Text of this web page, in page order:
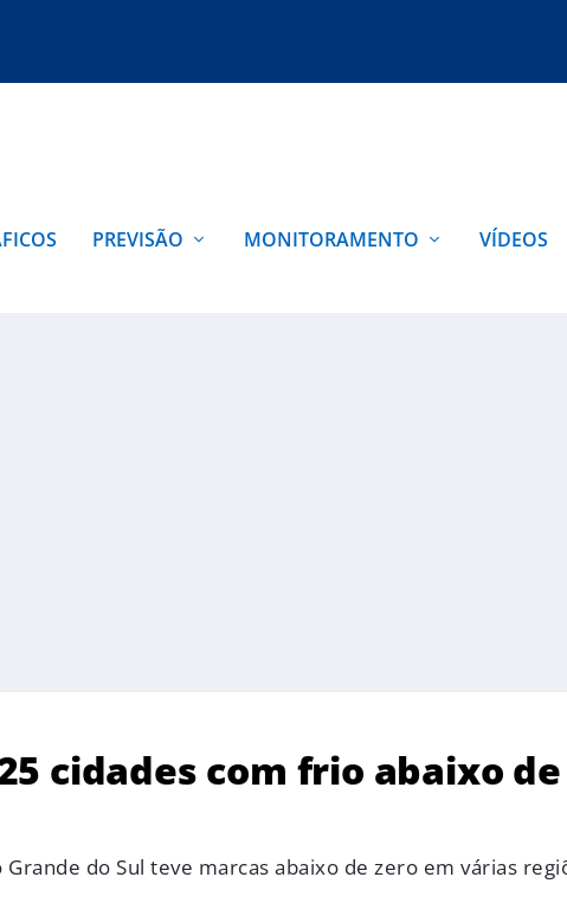
PREVISÃO MONITORAMENTO VÍDEOS
cidades com frio abaixo de
do Sul teve marcas abaixo de zero em várias